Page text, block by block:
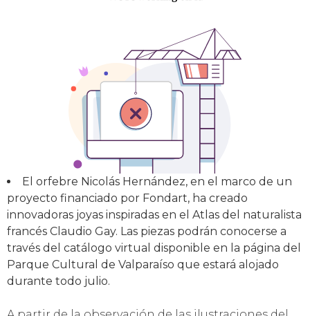
El orfebre Nicolás Hernández, en el marco de un
proyecto financiado por Fondart, ha creado
innovadoras joyas inspiradas en el Atlas del naturalista
francés Claudio Gay. Las piezas podrán conocerse a
través del catálogo virtual disponible en la página del
Parque Cultural de Valparaíso que estará alojado
durante todo julio.